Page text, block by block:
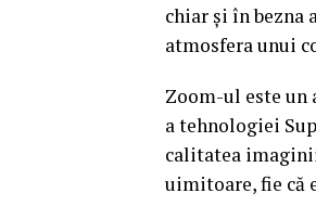
chiar și în bezna
atmosfera unui
Zoom-ul este un
a tehnologiei
calitatea
uimitoare, fie că